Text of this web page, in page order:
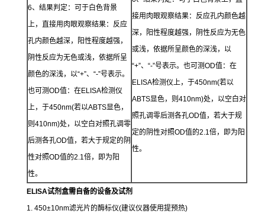
6、结果判定：可于白色背景
上，直接用肉眼观察结果：反应
孔内颜色越深，阳性程度越强，
阴性反应为无色或浅，依据所呈
颜色的深浅，以“+”、“-”号表示。
也可测OD值：在ELISA检测仪
上，于450nm(若以ABTS显色，
则410nm)处，以空白对照孔调零
后测各孔OD值，若大于规定的阴
性对照OD值的2.1倍，即为阳
性。
接用肉眼观察结果：反应孔内颜色越
深，阳性程度越强，阴性反应为无色
或浅，依据所呈颜色的深浅，以
“+”、“-”号表示。也可测OD值：在
ELISA检测仪上，于450nm(若以
ABTS显色，则410nm)处，以空白对
照孔调零后测各孔OD值，若大于规
定的阴性对照OD值的2.1倍，即为阳
性。
ELISA试剂盒需自备的设备及试剂
1. 450±10nm滤光片的酶标仪(建议仪器使用提预热)